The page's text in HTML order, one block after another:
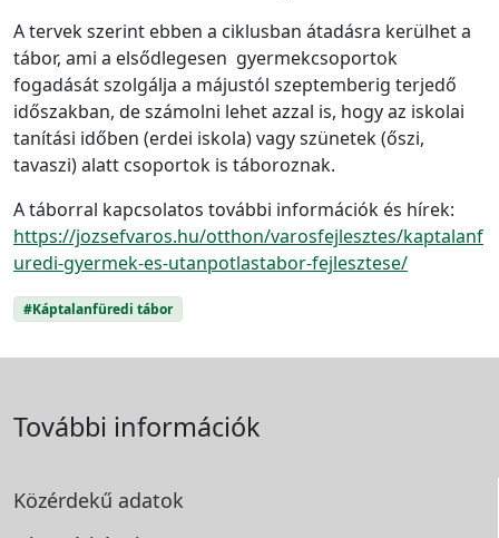
A tervek szerint ebben a ciklusban átadásra kerülhet a
tábor, ami a elsődlegesen gyermekcsoportok
fogadását szolgálja a májustól szeptemberig terjedő
időszakban, de számolni lehet azzal is, hogy az iskolai
tanítási időben (erdei iskola) vagy szünetek (őszi,
tavaszi) alatt csoportok is táboroznak.
A táborral kapcsolatos további információk és hírek:
https://jozsefvaros.hu/otthon/varosfejlesztes/kaptalanf
uredi-gyermek-es-utanpotlastabor-fejlesztese/
#Káptalanfüredi tábor
További információk
Közérdekű adatok